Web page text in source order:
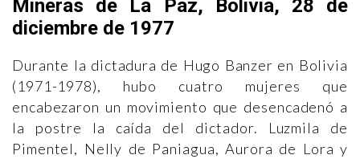
Mineras de La Paz, Bolivia, 28 de
diciembre de 1977
Durante la dictadura de Hugo Banzer en Bolivia
(1971-1978), hubo cuatro mujeres que
encabezaron un movimiento que desencadenó a
la postre la caída del dictador. Luzmila de
Pimentel, Nelly de Paniagua, Aurora de Lora y